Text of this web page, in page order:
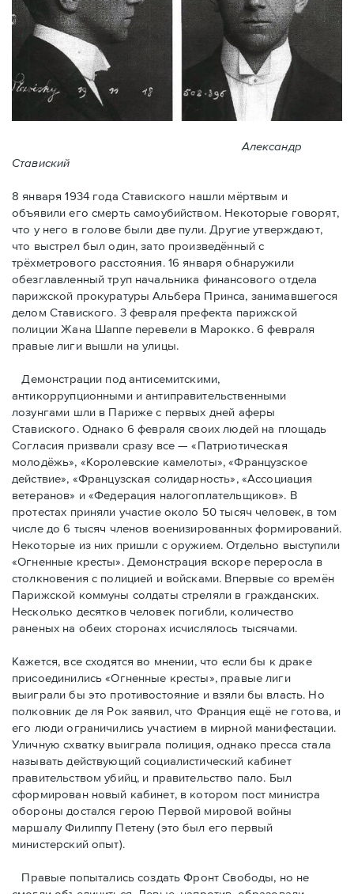
Александр
Ставиский
8 января 1934 года Ставиского нашли мёртвым и
объявили его смерть самоубийством. Некоторые говорят,
что у него в голове были две пули. Другие утверждают,
что выстрел был один, зато произведённый с
трёхметровoго расстояния. 16 января обнаружили
обезглавленный труп начальника финансового отдела
парижской прокуратуры Альбера Принса, занимавшегося
делом Cтавиского. 3 февраля префекта парижской
полиции Жана Шаппе перевели в Марокко. 6 февраля
правые лиги вышли на улицы.
Демонстрации под антисемитскими,
антикоррупционными и антиправительственными
лозунгами шли в Париже с первых дней аферы
Ставиского. Однако 6 февраля своих людей на площадь
Согласия призвали сразу все — «Патриотическая
молодёжь», «Королевские камелоты», «Французское
действие», «Французская солидарность», «Ассоциация
ветеранов» и «Федерация налогоплательщиков». В
протестах приняли участие около 50 тысяч человек, в том
числе до 6 тысяч членов военизированных формирований.
Некоторые из них пришли с оружием. Отдельно выступили
«Огненные кресты». Демонстрация вскоре переросла в
столкновения с полицией и войсками. Впервые со времён
Парижской коммуны солдаты стреляли в гражданских.
Несколько десятков человек погибли, количество
раненых на обеих сторонах исчислялось тысячами.
Кажется, все сходятся во мнении, что если бы к драке
присоединились «Огненные кресты», правые лиги
выиграли бы это противостояние и взяли бы власть. Но
полковник де ля Рок заявил, что Франция ещё не готова, и
его люди ограничились участием в мирной манифестации.
Уличную схватку выиграла полиция, однако пресса стала
называть действующий социалистический кабинет
правительством убийц, и правительство пало. Был
сформирован новый кабинет, в котором пост министра
обороны достался герою Первой мировой войны
маршалу Филиппу Петену (это был его первый
министерский опыт).
Правые пoпытались создать Фронт Свободы, но не